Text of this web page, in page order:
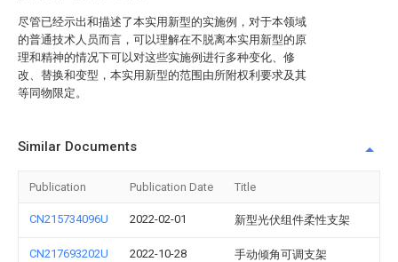
尽管已经示出和描述了本实用新型的实施例，对于本领域
的普通技术人员而言，可以理解在不脱离本实用新型的原
理和精神的情况下可以对这些实施例进行多种变化、修
改、替换和变型，本实用新型的范围由所附权利要求及其
等同物限定。
Similar Documents
Publication Publication Date Title
CN215734096U 2022-02-01 新型光伏组件柔性支架
CN217693202U 2022-10-28 手动倾角可调支架